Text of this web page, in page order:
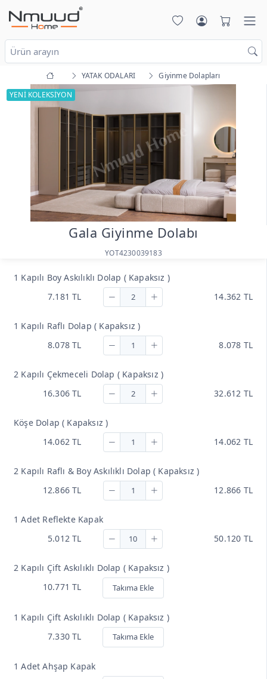
YATAK ODALARI
Giyinme Dolapları
YENİ KOLEKSİYON
Gala Giyinme Dolabı
YOT4230039183
1 Kapılı Boy Askılıklı Dolap ( Kapaksız )
7.181 TL
14.362 TL
1 Kapılı Raflı Dolap ( Kapaksız )
8.078 TL
8.078 TL
2 Kapılı Çekmeceli Dolap ( Kapaksız )
16.306 TL
32.612 TL
Köşe Dolap ( Kapaksız )
14.062 TL
14.062 TL
2 Kapılı Raflı & Boy Askılıklı Dolap ( Kapaksız )
12.866 TL
12.866 TL
1 Adet Reflekte Kapak
5.012 TL
50.120 TL
2 Kapılı Çift Askılıklı Dolap ( Kapaksız )
10.771 TL
Takıma Ekle
1 Kapılı Çift Askılıklı Dolap ( Kapaksız )
7.330 TL
Takıma Ekle
1 Adet Ahşap Kapak